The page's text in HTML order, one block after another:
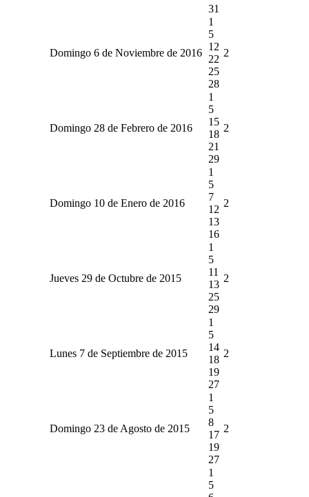
31
Domingo 6 de Noviembre de 2016
1
5
12
22
25
28
2
Domingo 28 de Febrero de 2016
1
5
15
18
21
29
2
Domingo 10 de Enero de 2016
1
5
7
12
13
16
2
Jueves 29 de Octubre de 2015
1
5
11
13
25
29
2
Lunes 7 de Septiembre de 2015
1
5
14
18
19
27
2
Domingo 23 de Agosto de 2015
1
5
8
17
19
27
2
1
5